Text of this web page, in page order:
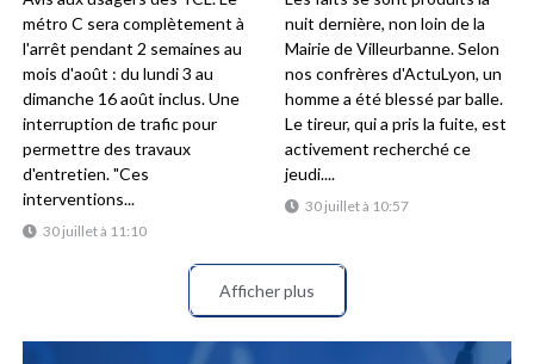
30 juillet à 11:10
métro C sera complètement à
l'arrêt pendant 2 semaines au
mois d'août : du lundi 3 au
dimanche 16 août inclus. Une
interruption de trafic pour
permettre des travaux
d'entretien. "Ces
interventions...
30 juillet à 10:57
nuit dernière, non loin de la
Mairie de Villeurbanne. Selon
nos confrères d'ActuLyon, un
homme a été blessé par balle.
Le tireur, qui a pris la fuite, est
activement recherché ce
jeudi....
Afficher plus